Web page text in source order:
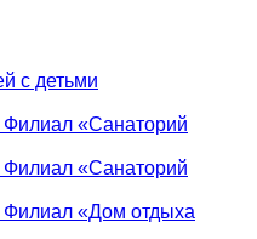
с детьми
Филиал «Санаторий
Филиал «Санаторий
Филиал «Дом отдыха